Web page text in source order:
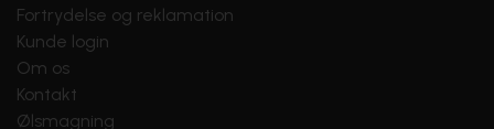
Fortrydelse og reklamation
Kunde login
Om os
Kontakt
Ølsmagning